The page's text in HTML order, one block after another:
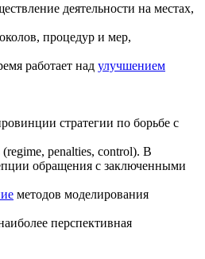
деятельности на местах,
процедур и мер,
работает над улучшением
стратегии по борьбе с
penalties, control). В
обращения с заключенными
методов моделирования
перспективная